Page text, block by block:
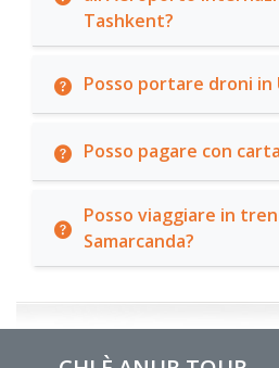
Tashkent?
Posso portare droni in
Posso pagare con
Posso viaggiare in
Samarcanda?